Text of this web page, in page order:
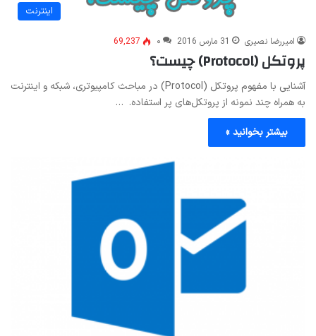
اینترنت
امیررضا نصیری 31 مارس 2016 ۰ 69,237
پروتکل (Protocol) چیست؟
آشنایی با مفهوم پروتکل (Protocol) در مباحث کامپیوتری، شبکه و اینترنت
به همراه چند نمونه از پروتکل‌های پر استفاده. …
بیشتر بخوانید »